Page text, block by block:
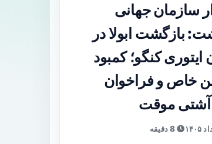
سازمان جهانی
بازگشت ابولا در
ایتوری کنگو؛ کمبود
خاص و فراخوان
آشتی موقت
8 دقیقه